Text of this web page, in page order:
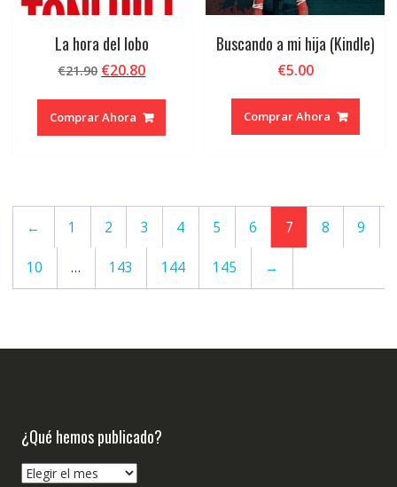
La hora del lobo
€21.90 El
original
era:
€20.80El
actual
es:
Comprar Ahora
Buscando a mi hija (Kindle)
€5.00
Comprar Ahora
← 1 2 3 4 5 6 7 8 9
10 … 143 144 145 →
¿Qué hemos publicado?
¿Qué